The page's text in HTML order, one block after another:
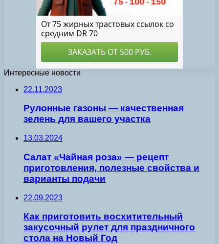
Интересные новости
22.11.2023
Рулонные газоны — качественная
зелень для вашего участка
13.03.2024
Салат «Чайная роза» — рецепт
приготовления, полезные свойства и
варианты подачи
22.09.2023
Как приготовить восхитительный
закусочный рулет для праздничного
стола на Новый Год